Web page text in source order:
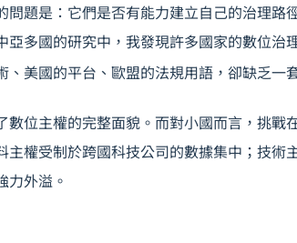
問題是：它們是否有能力建立自己的治理路
亞多國的研究中，我發現許多國家的數位
、美國的平台、歐盟的法規用語，卻缺乏一
數位主權的完整面貌。而對小國而言，挑戰
主權受制於跨國科技公司的數據集中；技術
力外溢。